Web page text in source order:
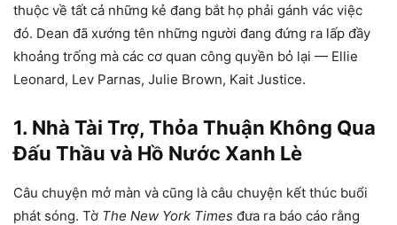
thuộc về tất cả những kẻ đang bắt họ phải gánh vác việc
đó. Dean đã xướng tên những người đang đứng ra lấp đầy
khoảng trống mà các cơ quan công quyền bỏ lại — Ellie
Leonard, Lev Parnas, Julie Brown, Kait Justice.
1. Nhà Tài Trợ, Thỏa Thuận Không Qua
Đấu Thầu và Hồ Nước Xanh Lè
Câu chuyện mở màn và cũng là câu chuyện kết thúc buổi
phát sóng. Tờ The New York Times đưa ra báo cáo rằng